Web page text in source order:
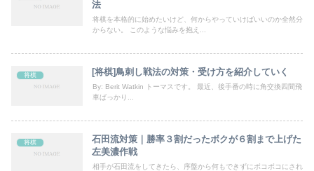
法
将棋を本格的に始めたいけど、何からやっていけばいいのか全然分
からない。 このような悩みを抱え...
将棋 [将棋]鳥刺し戦法の対策・受け方を紹介していく
By: Berit Watkin トーマスです。 最近、後手番の時に角交換四間飛
車ばっかり...
将棋
石田流対策｜勝率３割だったボクが６割まで上げた
左美濃作戦
相手が石田流をしてきたら、序盤から何もできずにボコボコにされ